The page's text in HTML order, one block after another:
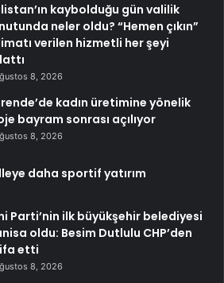
kaybolduğu gün valilik
neler oldu? “Hemen çıkın”
verilen hizmetli her şeyi
8, 2026
kadın üretimine yönelik
bayram sonrası açılıyor
8, 2026
daha sportif yatırım
Parti’nin ilk büyükşehir belediyesi
oldu: Besim Dutlulu CHP’den
etti
8, 2026